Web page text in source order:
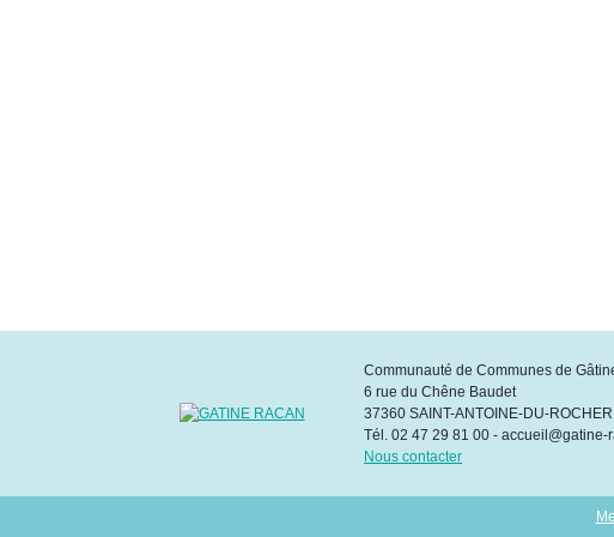
Communauté de Communes de
6 rue du Chêne Baudet
37360 SAINT-ANTOINE-DU-ROCHER
Tél. 02 47 29 81 00 - accueil@gatine-
Nous contacter